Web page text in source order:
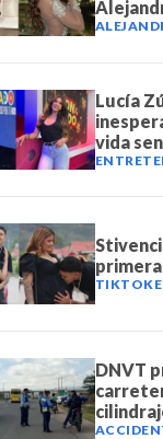
Lucía
vida
DNVT